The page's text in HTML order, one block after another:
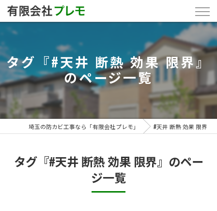
タグ『#天井 断熱 効果 限界』
のページ一覧
埼玉の防カビ工事なら「有限会社プレモ」 #天井 断熱 効果 限界
タグ『#天井 断熱 効果 限界』のペー
ジ一覧